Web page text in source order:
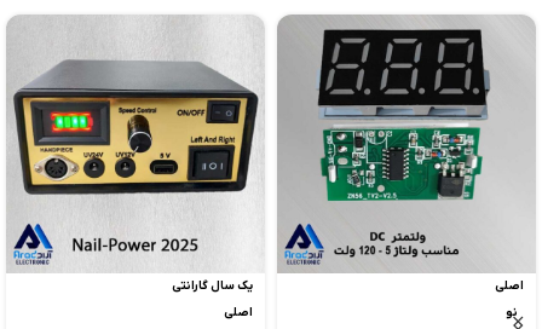
اصلی
نو
یک سال گارانتی
اصلی